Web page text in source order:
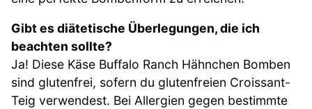
Gibt es diätetische Überlegungen, die ich
beachten sollte?
Ja! Diese Käse Buffalo Ranch Hähnchen Bomben
sind glutenfrei, sofern du glutenfreien Croissant-
Teig verwendest. Bei Allergien gegen bestimmte